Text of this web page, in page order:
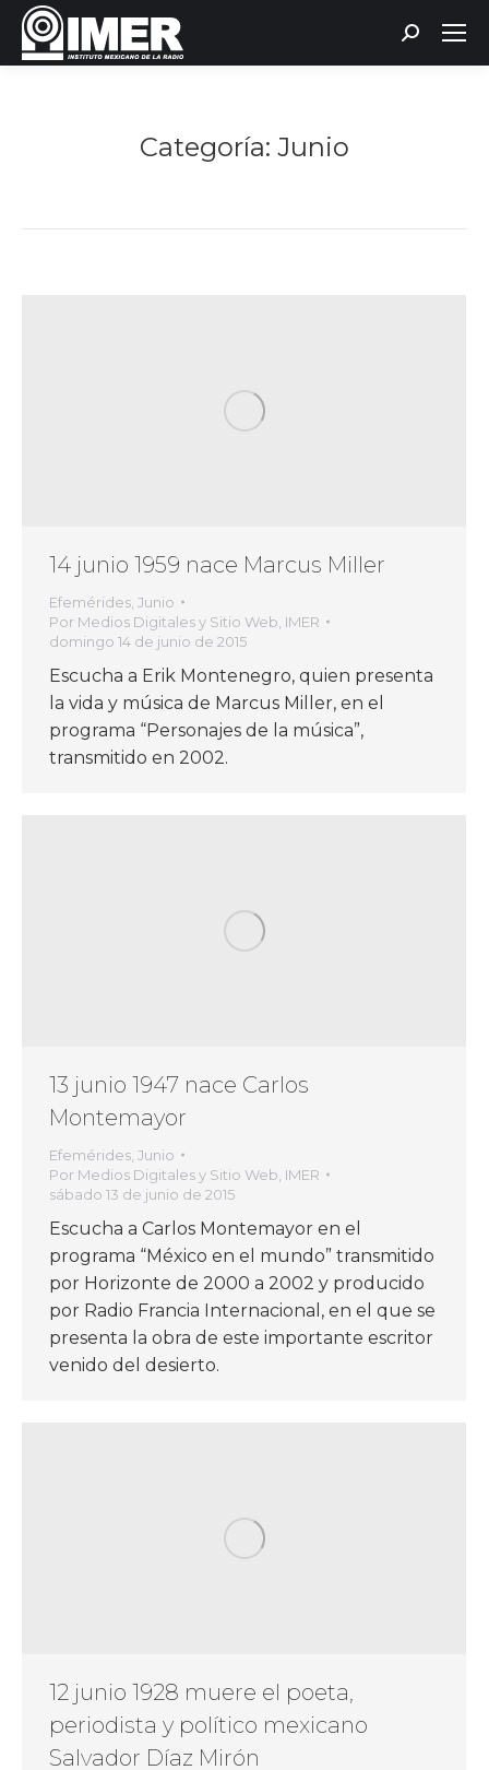
Buscar:
Categoría: Junio
14 junio 1959 nace Marcus Miller
Efemérides, Junio
Por Medios Digitales y Sitio Web, IMER
domingo 14 de junio de 2015
Escucha a Erik Montenegro, quien presenta
la vida y música de Marcus Miller, en el
programa “Personajes de la música”,
transmitido en 2002.
13 junio 1947 nace Carlos
Montemayor
Efemérides, Junio
Por Medios Digitales y Sitio Web, IMER
sábado 13 de junio de 2015
Escucha a Carlos Montemayor en el
programa “México en el mundo” transmitido
por Horizonte de 2000 a 2002 y producido
por Radio Francia Internacional, en el que se
presenta la obra de este importante escritor
venido del desierto.
12 junio 1928 muere el poeta,
periodista y político mexicano
Salvador Díaz Mirón